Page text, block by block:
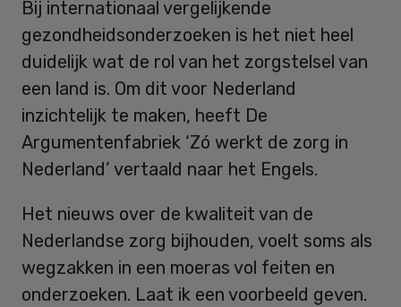
Bij internationaal vergelijkende
gezondheidsonderzoeken is het niet heel
duidelijk wat de rol van het zorgstelsel van
een land is. Om dit voor Nederland
inzichtelijk te maken, heeft De
Argumentenfabriek ‘Zó werkt de zorg in
Nederland’ vertaald naar het Engels.
Het nieuws over de kwaliteit van de
Nederlandse zorg bijhouden, voelt soms als
wegzakken in een moeras vol feiten en
onderzoeken. Laat ik een voorbeeld geven.